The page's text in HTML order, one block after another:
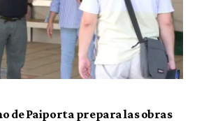
de Paiporta prepara las obras